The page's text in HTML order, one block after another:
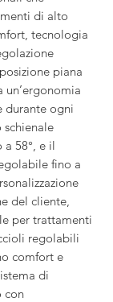
di alto
tecnologia
piana
un’ergonomia
durante ogni
58°, e il
fino a
del cliente,
per trattamenti
regolabili
comfort e
di
con